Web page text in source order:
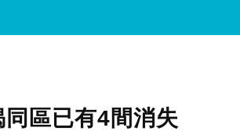
區已有4間消失